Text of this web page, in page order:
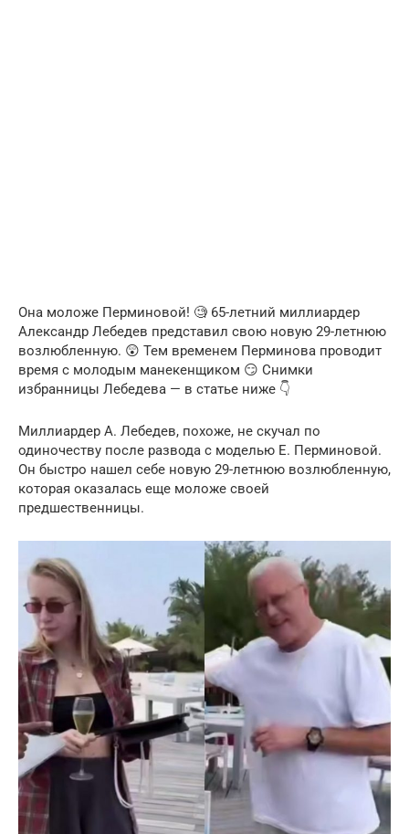
Она моложе Перминовой! 🧐 65-летний миллиардер
Александр Лебедев представил свою новую 29-летнюю
возлюбленную. 😲 Тем временем Перминова проводит
время с молодым манекенщиком 😏 Снимки
избранницы Лебедева — в статье ниже 👇
Миллиардер А. Лебедев, похоже, не скучал по
одиночеству после развода с моделью Е. Перминовой.
Он быстро нашел себе новую 29-летнюю возлюбленную,
которая оказалась еще моложе своей
предшественницы.